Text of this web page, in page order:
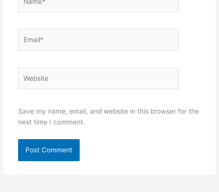
Save my name, email, and website in this browser for the
next time I comment.